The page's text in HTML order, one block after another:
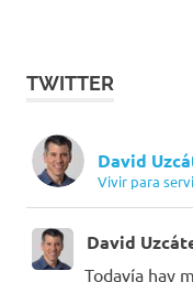
TWITTER
David
Vivir para
David
Todavía hay